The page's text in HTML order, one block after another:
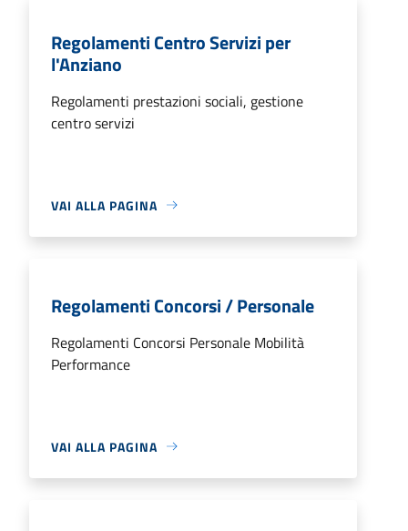
Regolamenti Centro Servizi per
l'Anziano
Regolamenti prestazioni sociali, gestione
centro servizi
VAI ALLA PAGINA
Regolamenti Concorsi / Personale
Regolamenti Concorsi Personale Mobilità
Performance
VAI ALLA PAGINA